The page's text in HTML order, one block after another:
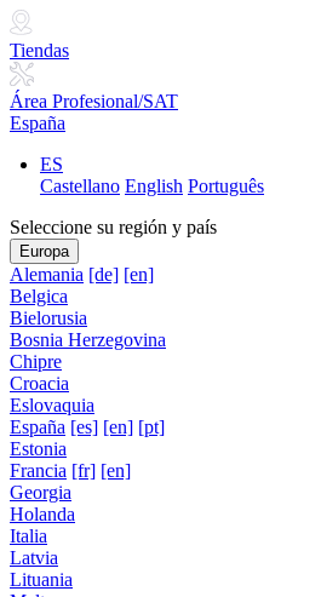
Tiendas
Área Profesional/SAT
España
ES
Castellano English Português
Seleccione su región y país
Europa
Alemania [de] [en]
Belgica
Bielorusia
Bosnia Herzegovina
Chipre
Croacia
Eslovaquia
España [es] [en] [pt]
Estonia
Francia [fr] [en]
Georgia
Holanda
Italia
Latvia
Lituania